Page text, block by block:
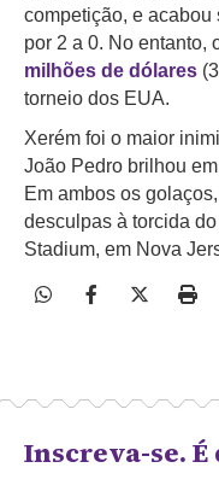
competição, e
por 2 a 0. No entanto,
milhões de dólares
torneio dos EUA.
Xerém foi o maior
João Pedro brilhou
Em ambos os
desculpas à torcida
Stadium, em Nova
Inscreva-se. É